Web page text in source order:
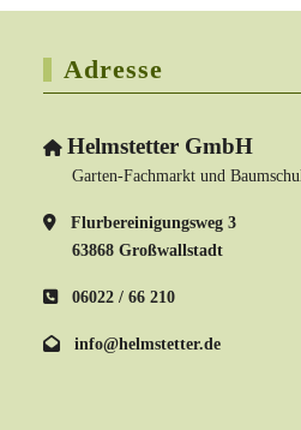
Adresse
Helmstetter GmbH
Garten-Fachmarkt und
Flurbereinigungsweg 3
63868 Großwallstadt
06022 / 66 210
info@helmstetter.de